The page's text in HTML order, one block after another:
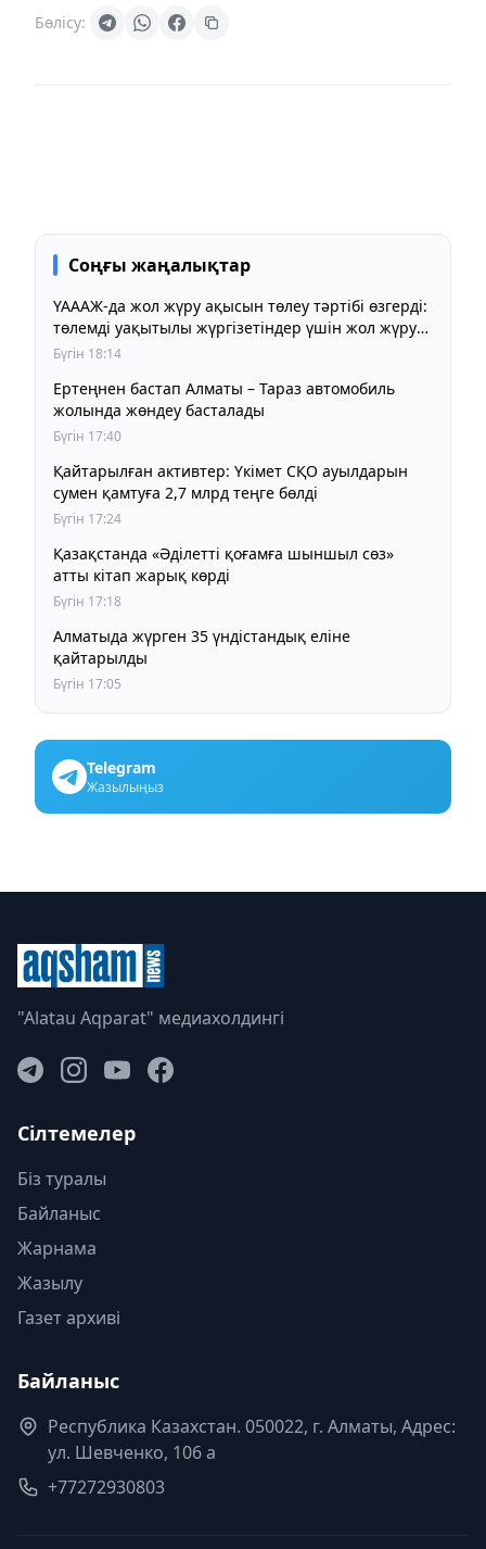
Бөлісу:
Соңғы жаңалықтар
ҮАААЖ-да жол жүру ақысын төлеу тәртібі өзгерді:
төлемді уақытылы жүргізетіндер үшін жол жүру
құны бұрынғы деңгейде сақталады
Бүгін 18:14
Ертеңнен бастап Алматы – Тараз автомобиль
жолында жөндеу басталады
Бүгін 17:40
Қайтарылған активтер: Үкімет СҚО ауылдарын
сумен қамтуға 2,7 млрд теңге бөлді
Бүгін 17:24
Қазақстанда «Әділетті қоғамға шыншыл сөз»
атты кітап жарық көрді
Бүгін 17:18
Алматыда жүрген 35 үндістандық еліне
қайтарылды
Бүгін 17:05
Telegram
Жазылыңыз
"Alatau Aqparat" медиахолдингі
Сілтемелер
Біз туралы
Байланыс
Жарнама
Жазылу
Газет архиві
Байланыс
Республика Казахстан. 050022, г. Алматы, Адрес:
ул. Шевченко, 106 а
+77272930803